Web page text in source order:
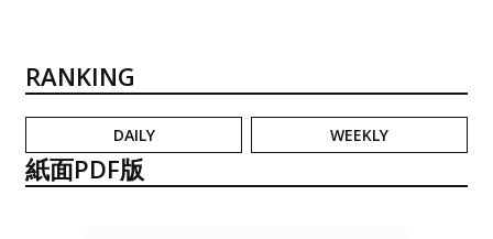
RANKING
DAILY WEEKLY
紙面PDF版